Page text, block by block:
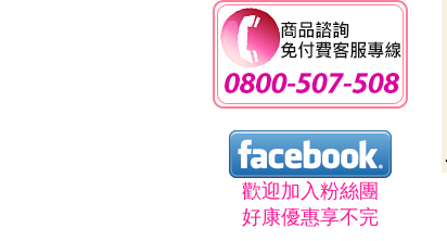
歡迎加入粉絲團
好康優惠享不完